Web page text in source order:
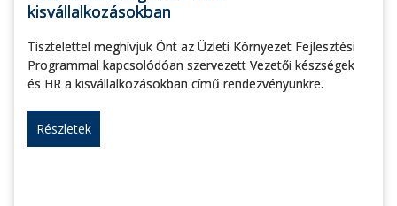
kisvállalkozásokban
Tisztelettel meghívjuk Önt az Üzleti Környezet Fejlesztési
Programmal kapcsolódóan szervezett Vezetői készségek
és HR a kisvállalkozásokban című rendezvényünkre.
Részletek